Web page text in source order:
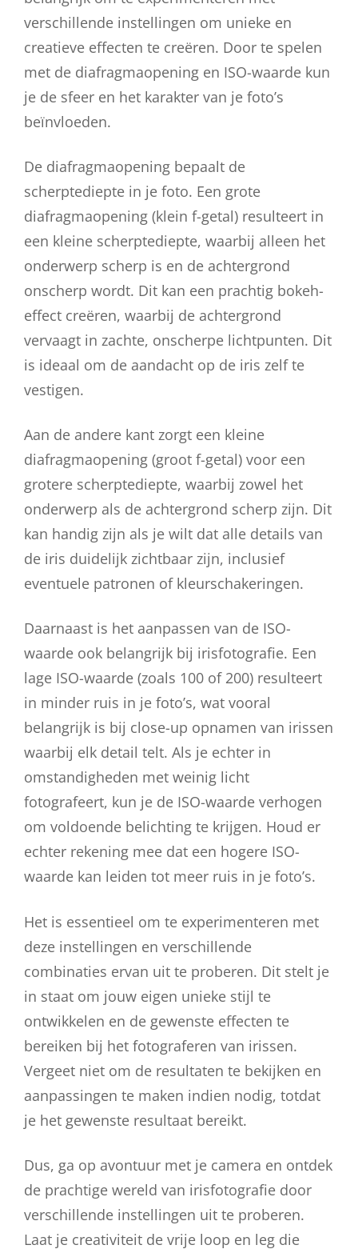
verschillende instellingen om unieke en
creatieve effecten te creëren. Door te spelen
met de diafragmaopening en ISO-waarde kun
je de sfeer en het karakter van je foto’s
beïnvloeden.
De diafragmaopening bepaalt de
scherptediepte in je foto. Een grote
diafragmaopening (klein f-getal) resulteert in
een kleine scherptediepte, waarbij alleen het
onderwerp scherp is en de achtergrond
onscherp wordt. Dit kan een prachtig bokeh-
effect creëren, waarbij de achtergrond
vervaagt in zachte, onscherpe lichtpunten. Dit
is ideaal om de aandacht op de iris zelf te
vestigen.
Aan de andere kant zorgt een kleine
diafragmaopening (groot f-getal) voor een
grotere scherptediepte, waarbij zowel het
onderwerp als de achtergrond scherp zijn. Dit
kan handig zijn als je wilt dat alle details van
de iris duidelijk zichtbaar zijn, inclusief
eventuele patronen of kleurschakeringen.
Daarnaast is het aanpassen van de ISO-
waarde ook belangrijk bij irisfotografie. Een
lage ISO-waarde (zoals 100 of 200) resulteert
in minder ruis in je foto’s, wat vooral
belangrijk is bij close-up opnamen van irissen
waarbij elk detail telt. Als je echter in
omstandigheden met weinig licht
fotografeert, kun je de ISO-waarde verhogen
om voldoende belichting te krijgen. Houd er
echter rekening mee dat een hogere ISO-
waarde kan leiden tot meer ruis in je foto’s.
Het is essentieel om te experimenteren met
deze instellingen en verschillende
combinaties ervan uit te proberen. Dit stelt je
in staat om jouw eigen unieke stijl te
ontwikkelen en de gewenste effecten te
bereiken bij het fotograferen van irissen.
Vergeet niet om de resultaten te bekijken en
aanpassingen te maken indien nodig, totdat
je het gewenste resultaat bereikt.
Dus, ga op avontuur met je camera en ontdek
de prachtige wereld van irisfotografie door
verschillende instellingen uit te proberen.
Laat je creativiteit de vrije loop en leg die